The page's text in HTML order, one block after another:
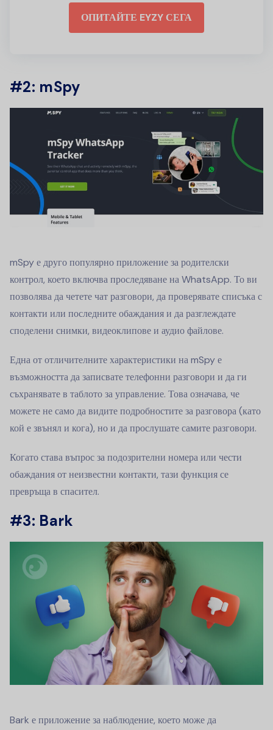
ОПИТАЙТЕ EYZY СЕГА
#2: mSpy
mSpy е друго популярно приложение за родителски
контрол, което включва проследяване на WhatsApp. То ви
позволява да четете чат разговори, да проверявате списъка с
контакти или последните обаждания и да разглеждате
споделени снимки, видеоклипове и аудио файлове.
Една от отличителните характеристики на mSpy е
възможността да записвате телефонни разговори и да ги
съхранявате в таблото за управление. Това означава, че
можете не само да видите подробностите за разговора (като
кой е звънял и кога), но и да прослушате самите разговори.
Когато става въпрос за подозрителни номера или чести
обаждания от неизвестни контакти, тази функция се
превръща в спасител.
#3: Bark
Bark е приложение за наблюдение, което може да